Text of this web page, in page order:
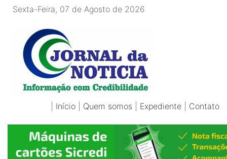
Sexta-Feira, 07 de Agosto de 2026
Início Quem somos Expediente Contato